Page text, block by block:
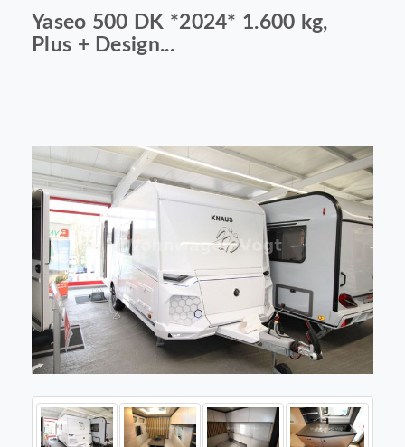
Yaseo 500 DK *2024* 1.600 kg,
Plus + Design...